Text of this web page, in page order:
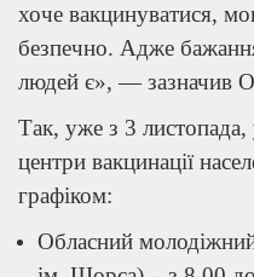
хоче вакцинуватися,
безпечно. Адже
людей є», — зазначив
Так, уже з 3 листопада,
центри вакцинації
графіком:
Обласний